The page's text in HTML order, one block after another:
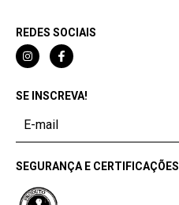
REDES SOCIAIS
SE INSCREVA!
SEGURANÇA E CERTIFICAÇÕES